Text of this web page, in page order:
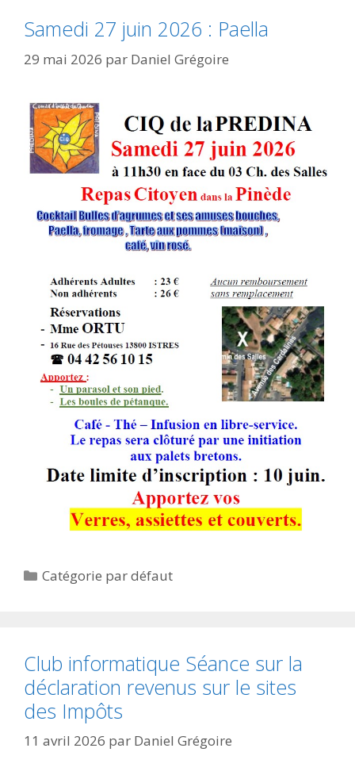
Samedi 27 juin 2026 : Paella
29 mai 2026 par Daniel Grégoire
Catégories
Catégorie par défaut
Club informatique Séance sur la
déclaration revenus sur le sites
des Impôts
11 avril 2026 par Daniel Grégoire